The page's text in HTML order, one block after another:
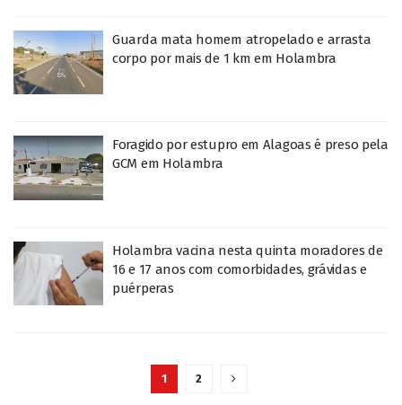
Guarda mata homem atropelado e arrasta
corpo por mais de 1 km em Holambra
Foragido por estupro em Alagoas é preso pela
GCM em Holambra
Holambra vacina nesta quinta moradores de
16 e 17 anos com comorbidades, grávidas e
puérperas
1 2